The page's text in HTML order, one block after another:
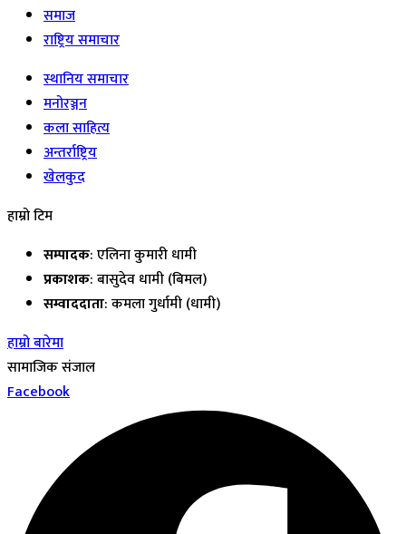
समाज
राष्ट्रिय समाचार
स्थानिय समाचार
मनोरञ्जन
कला साहित्य
अन्तर्राष्ट्रिय
खेलकुद
हाम्रो टिम
सम्पादक: एलिना कुमारी धामी
प्रकाशक: बासुदेव धामी (बिमल)
सम्वाददाता: कमला गुर्धामी (धामी)
हाम्रो बारेमा
सामाजिक संजाल
Facebook